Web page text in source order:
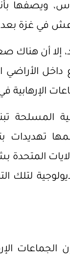
ويصفها
غزة بعد
إلا أن هناك
داخل
الإرهابية
المسلحة
تهديدات
لتلك